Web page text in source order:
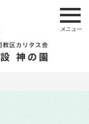
メニュー